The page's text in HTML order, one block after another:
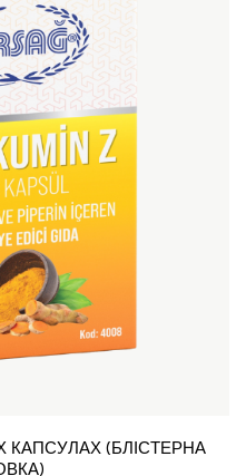
КАПСУЛАХ (БЛІСТЕРНА